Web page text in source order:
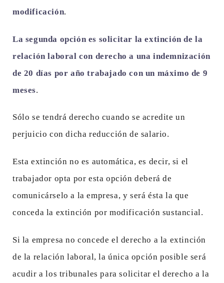
modificación.
La segunda opción es solicitar la extinción de la
relación laboral con derecho a una indemnización
de 20 días por año trabajado con un máximo de 9
meses.
Sólo se tendrá derecho cuando se acredite un
perjuicio con dicha reducción de salario.
Esta extinción no es automática, es decir, si el
trabajador opta por esta opción deberá de
comunicárselo a la empresa, y será ésta la que
conceda la extinción por modificación sustancial.
Si la empresa no concede el derecho a la extinción
de la relación laboral, la única opción posible será
acudir a los tribunales para solicitar el derecho a la